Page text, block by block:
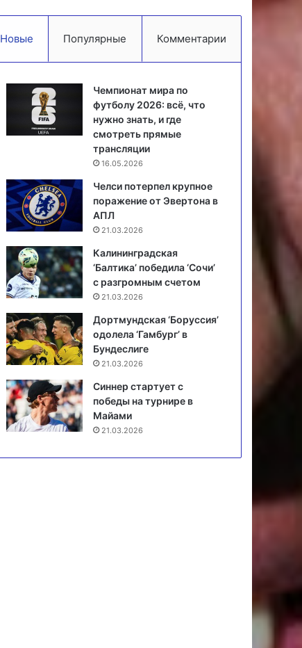
Новые Популярные Комментарии
Чемпионат мира по
футболу 2026: всё, что
нужно знать, и где
смотреть прямые
трансляции
16.05.2026
Челси потерпел крупное
поражение от Эвертона в
АПЛ
21.03.2026
Калининградская
‘Балтика’ победила ‘Сочи’
с разгромным счетом
21.03.2026
Дортмундская ‘Боруссия’
одолела ‘Гамбург’ в
Бундеслиге
21.03.2026
Синнер стартует с
победы на турнире в
Майами
21.03.2026